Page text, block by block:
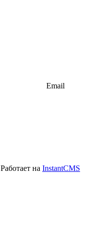
Email
Работает на InstantCMS